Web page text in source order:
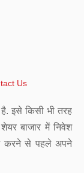
Us
इसे किसी भी तरह
बाजार में निवेश
करने से पहले अपने